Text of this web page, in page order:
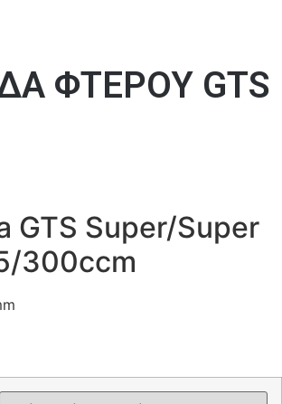
ΦΤΕΡΟΥ GTS
GTS Super/​Super
​300ccm